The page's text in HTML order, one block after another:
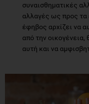
συναισθηματικές
αλλαγές ως προς τα
έφηβος αρχίζει να
από την
αυτή και να